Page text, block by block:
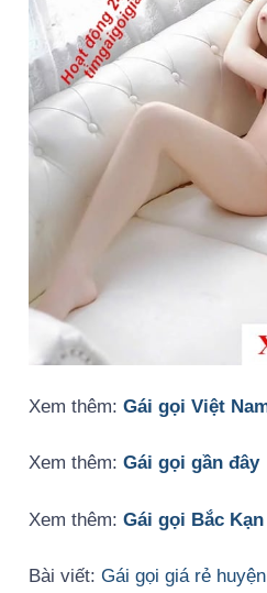
Xem thêm: Gái gọi Việt
Xem thêm: Gái gọi gần đây
Xem thêm: Gái gọi Bắc Kạn
Bài viết: Gái gọi giá rẻ